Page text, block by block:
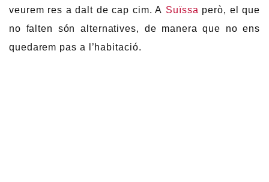
veurem res a dalt de cap cim. A Suïssa però, el que
no falten són alternatives, de manera que no ens
quedarem pas a l’habitació.